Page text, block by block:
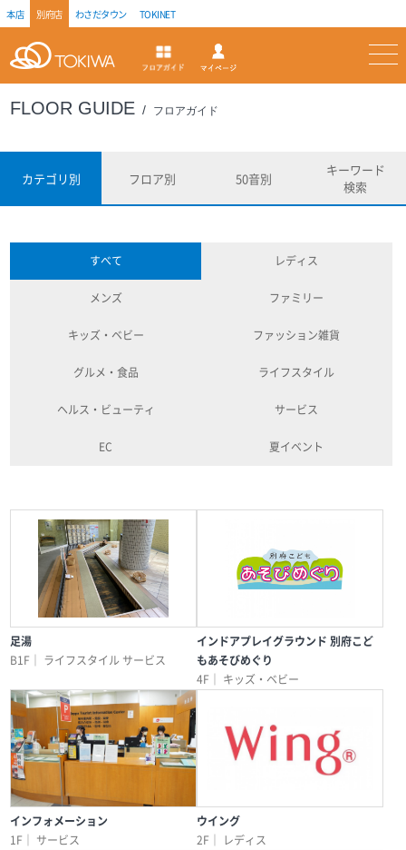
本店 別府店 わさだタウン TOKINET
トキハ フロアガイド
FLOOR GUIDE フロアガイド
カテゴリ別 フロア別 50音別
キーワード
検索
すべて レディス
メンズ ファミリー
キッズ・ベビー ファッション雑貨
グルメ・食品 ライフスタイル
ヘルス・ビューティ サービス
EC 夏イベント
足湯
B1F｜
ライフスタイル サービス
インドアプレイグラウンド 別府こど
もあそびめぐり
4F｜
キッズ・ベビー
インフォメーション
1F｜
サービス
ウイング
2F｜
レディス